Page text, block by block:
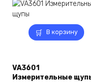
В корзину
VA3601
Измерительные